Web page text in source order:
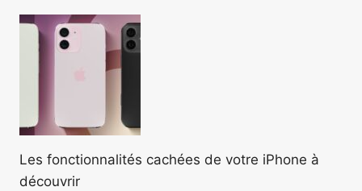
Les fonctionnalités cachées de votre iPhone à
découvrir